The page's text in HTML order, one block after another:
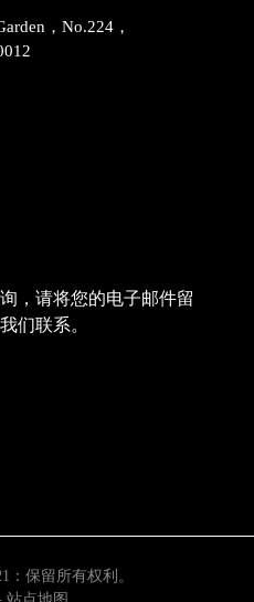
，No.224，
，请将您的电子邮件留
们联系。
：保留所有权利。